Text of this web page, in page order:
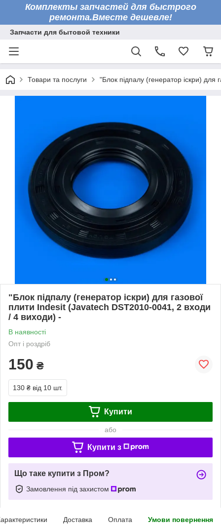
Комплекты запчастей для быстрого
ремонта.Вместе дешевле!
Запчасти для бытовой техники
Товари та послуги "Блок підпалу (генератор іскри)
"Блок підпалу (генератор іскри) для газової
плити Indesit (Javatech DST2010-0041, 2 входи
/ 4 виходи) -
В наявності
Опт і роздріб
150 ₴
130 ₴ від 10 шт.
Купити
або
Купити з
Що таке купити з Пром?
Замовлення під захистом
Доставка Оплата Умови повернення